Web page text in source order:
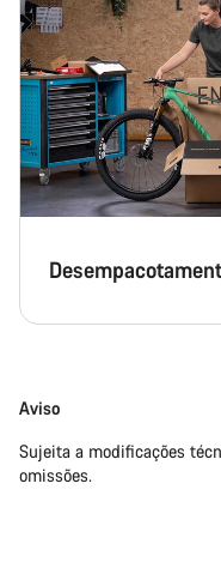
Aviso
Sujeita a modificações
omissões.